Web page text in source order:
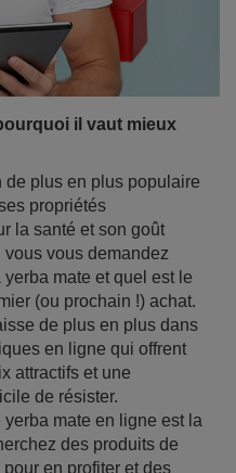
de plus en plus populaire
propriétés
la santé et son goût
vous demandez
(ou prochain !) achat.
de plus en plus dans
en ligne qui offrent
attractifs et une
de résister.
mate en ligne est la
des produits de
en profiter et des